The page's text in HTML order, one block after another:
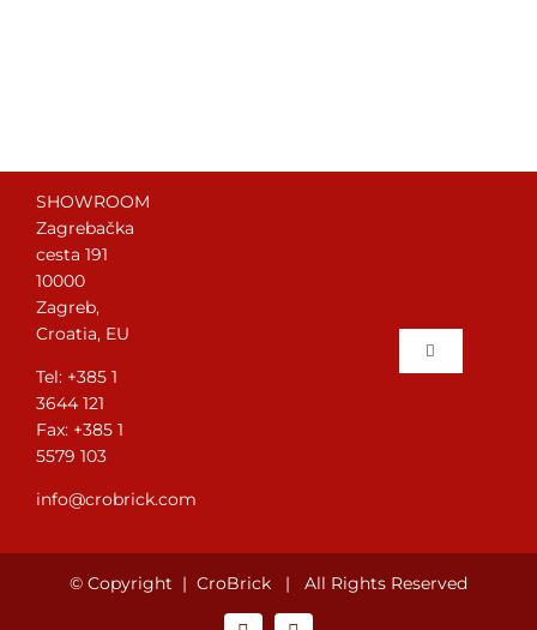
SHOWROOM
Zagrebačka
cesta 191
10000
Zagreb,
Croatia, EU
Tel: +385 1
3644 121
Fax: +385 1
5579 103
info@crobrick.com
Toggle
Navigation
© Copyright | CroBrick | All Rights Reserved